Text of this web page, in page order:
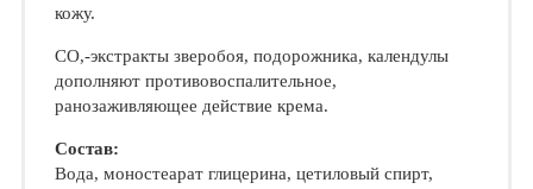
кожу.
СО,-экстракты зверобоя, подорожника, календулы
дополняют противовоспалительное,
ранозаживляющее действие крема.
Состав:
Вода, моностеарат глицерина, цетиловый спирт,